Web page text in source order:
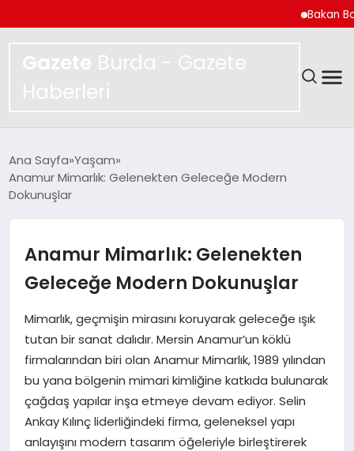
Bakan Bolat
Gazete Burda - Gazete
Haberleri
SPOR
EKONOMI
TEKNOLOJI
SAĞLIK
EĞITIM
Ana Sayfa Yaşam
Anamur Mimarlık: Gelenekten Geleceğe Modern
Dokunuşlar
Anamur Mimarlık: Gelenekten
Geleceğe Modern Dokunuşlar
Mimarlık, geçmişin mirasını koruyarak geleceğe ışık
tutan bir sanat dalıdır. Mersin Anamur’un köklü
firmalarından biri olan Anamur Mimarlık, 1989 yılından
bu yana bölgenin mimari kimliğine katkıda bulunarak
çağdaş yapılar inşa etmeye devam ediyor. Selin
Ankay Kılınç liderliğindeki firma, geleneksel yapı
anlayışını modern tasarım öğeleriyle birleştirerek